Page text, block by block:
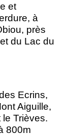
et
à
près
du Lac du
Ecrins,
Aiguille,
le Trièves.
800m